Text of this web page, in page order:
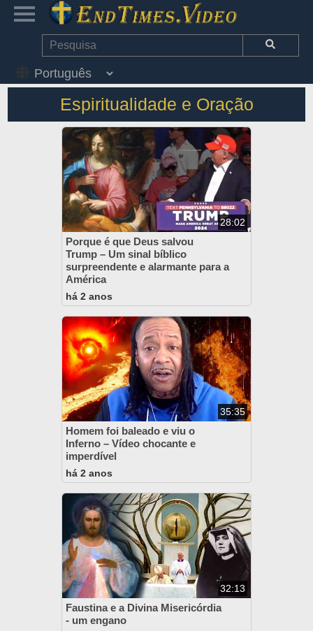
Espiritualidade e Oração
28:02
Porque é que Deus salvou
Trump – Um sinal bíblico
surpreendente e alarmante para a
América
há 2 anos
35:35
Homem foi baleado e viu o
Inferno – Vídeo chocante e
imperdível
há 2 anos
32:13
Faustina e a Divina Misericórdia
- um engano